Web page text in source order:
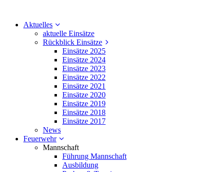
Aktuelles
aktuelle Einsätze
Rückblick Einsätze
Einsätze 2025
Einsätze 2024
Einsätze 2023
Einsätze 2022
Einsätze 2021
Einsätze 2020
Einsätze 2019
Einsätze 2018
Einsätze 2017
News
Feuerwehr
Mannschaft
Führung Mannschaft
Ausbildung